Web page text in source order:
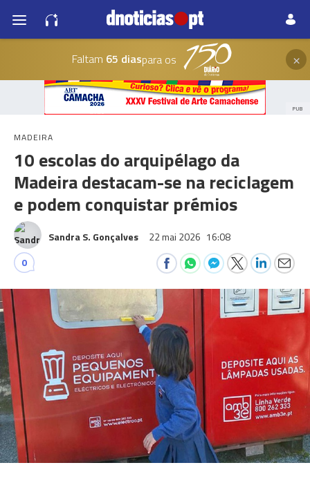
Faltam 65 diaspara os ×
PUB
MADEIRA
10 escolas do arquipélago da
Madeira destacam-se na reciclagem
e podem conquistar prémios
Sandra S. Gonçalves 22 mai 2026 16:08
0